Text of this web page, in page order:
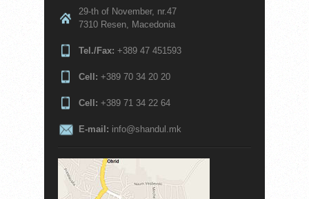
29-th of November, nr.47
7310 Resen, Macedonia
Tel./Fax: +389 47 451593
Cell: +389 70 34 20 20
Cell: +389 71 34 22 64
E-mail: info@shandul.mk